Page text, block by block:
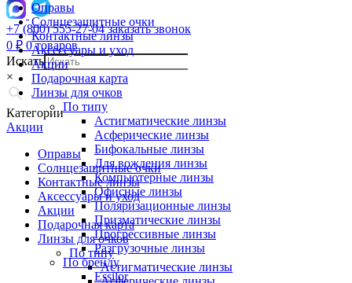
+7 (800) 555-27-04 заказать звонок
0 ₽ 0 товаров
Искать
×
Категории
Акции
Оправы
Солнцезащитные очки
Контактные линзы
Аксессуары и уход
Акции
Подарочная карта
Линзы для очков
По типу
Астигматические линзы
Оправы
Солнцезащитные очки
Контактные линзы
Аксессуары и уход
Акции
Подарочная карта
Линзы для очков
По типу
Астигматические линзы
Асферические линзы
Бифокальные линзы
Для вождения линзы
Компьютерные линзы
Офисные линзы
Поляризационные линзы
Призматические линзы
Прогрессивные линзы
Разгрузочные линзы
По бренду
Essilor